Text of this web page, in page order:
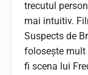
trecutul
mai intuitiv.
Suspects de
folosește mult
fi scena lui